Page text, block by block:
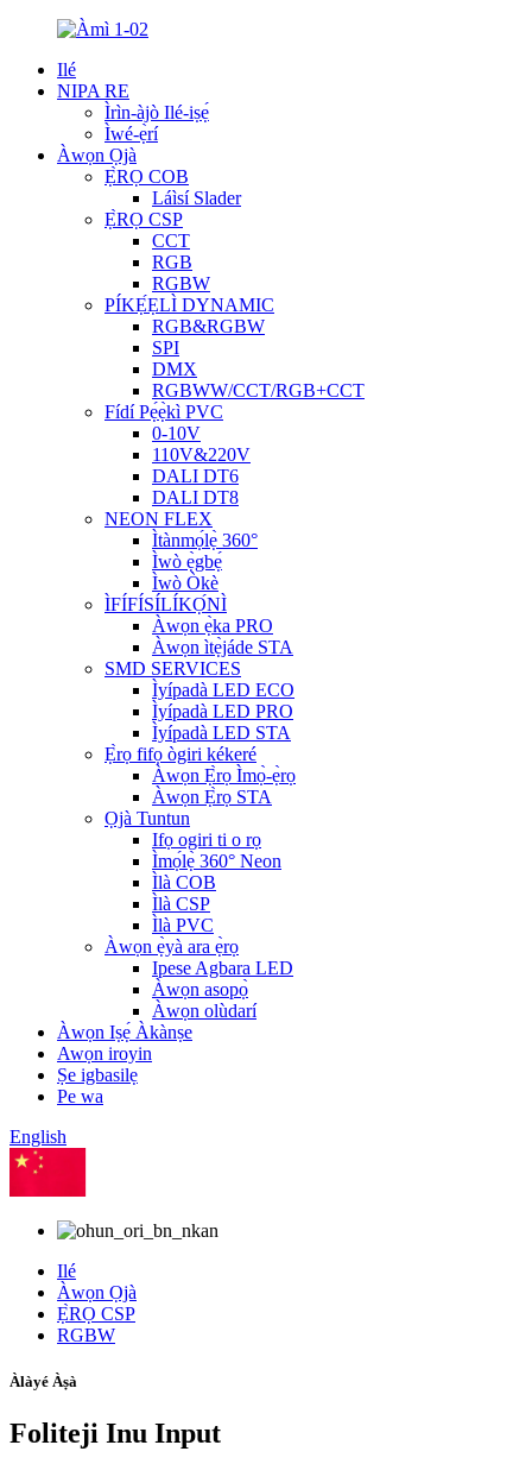
Ilé
NIPA RE
Ìrìn-àjò Ilé-iṣẹ́
Ìwé-ẹ̀rí
Àwọn Ọjà
Ẹ̀RỌ COB
Láìsí Slader
Ẹ̀RỌ CSP
CCT
RGB
RGBW
PÍKẸ́ẸLÌ DYNAMIC
RGB&RGBW
SPI
DMX
RGBWW/CCT/RGB+CCT
Fídí Pẹ́ẹ̀kì PVC
0-10V
110V&220V
DALI DT6
DALI DT8
NEON FLEX
Ìtànmọ́lẹ̀ 360°
Ìwò ẹ̀gbẹ́
Ìwò Òkè
ÌFÍFÍSÍLÍKỌ́NÌ
Àwọn ẹ̀ka PRO
Àwọn ìtẹ̀jáde STA
SMD SERVICES
Ìyípadà LED ECO
Ìyípadà LED PRO
Ìyípadà LED STA
Ẹ̀rọ fifọ ògiri kékeré
Àwọn Ẹ̀rọ Ìmọ̀-ẹ̀rọ
Àwọn Ẹ̀rọ STA
Ọjà Tuntun
Ifọ ogiri ti o rọ
Ìmọ́lẹ̀ 360° Neon
Ìlà COB
Ìlà CSP
Ìlà PVC
Àwọn ẹ̀yà ara ẹ̀rọ
Ipese Agbara LED
Àwọn asopọ̀
Àwọn olùdarí
Àwọn Iṣẹ́ Àkànṣe
Awọn iroyin
Ṣe igbasilẹ
Pe wa
English
Ilé
Àwọn Ọjà
Ẹ̀RỌ CSP
RGBW
Àlàyé Àṣà
Foliteji Inu Input